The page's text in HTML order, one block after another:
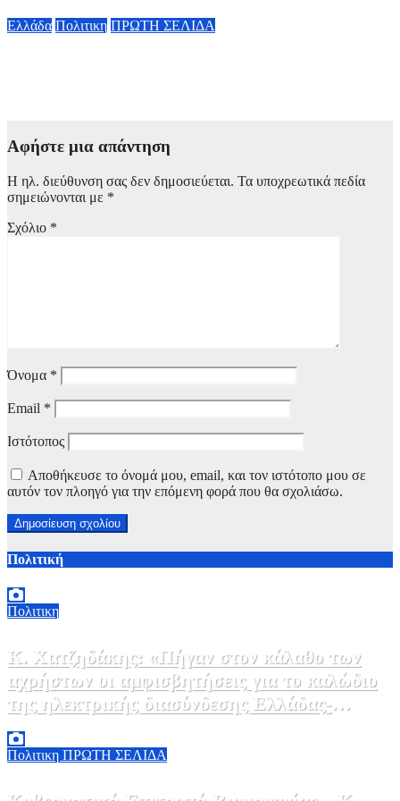
Ελλάδα Πολιτικη ΠΡΩΤΗ ΣΕΛΙΔΑ
Αφήστε μια απάντηση
Η ηλ. διεύθυνση σας δεν δημοσιεύεται. Τα υποχρεωτικά πεδία
σημειώνονται με *
Σχόλιο *
Όνομα *
Email *
Ιστότοπος
Αποθήκευσε το όνομά μου, email, και τον ιστότοπο μου σε
αυτόν τον πλοηγό για την επόμενη φορά που θα σχολιάσω.
Πολιτική
Πολιτικη
Κ. Χατζηδάκης: «Πήγαν στον κάλαθο των
αχρήστων οι αμφισβητήσεις για το καλώδιο
της ηλεκτρικής διασύνδεσης Ελλάδας-
Κύπρου μετά τη συμφωνία ΑΔΜΗΕ με την
Meridiam»
Πολιτικη ΠΡΩΤΗ ΣΕΛΙΔΑ